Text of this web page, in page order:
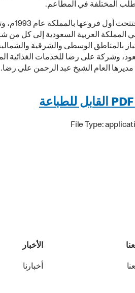
المختلفة في المطاعم.
الجدير بالذكر أن ماكدونالدز السعودية
المملكة العربية السعودية إلى كل من
بالمناطق الوسطى والشرقية
وشركة على رضا للخدمات الغذائية
مديرها العام الشيخ عبد الرحمن علي رضا.
File Type:
الأخبار
أخبارنا